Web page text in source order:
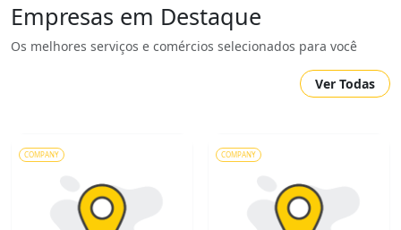
Empresas em Destaque
Os melhores serviços e comércios selecionados para você
Ver Todas
COMPANY COMPANY